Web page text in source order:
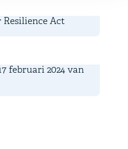
Act
februari 2024 van